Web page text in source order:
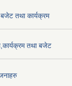
तथा कार्यक्रम
तथा बजेट